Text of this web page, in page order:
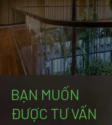
BẠN MUỐN
ĐƯỢC TƯ VẤN